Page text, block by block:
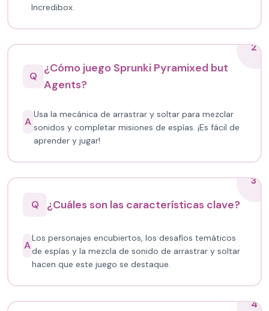
Incredibox.
2
Q
¿Cómo juego Sprunki Pyramixed but
Agents?
A
Usa la mecánica de arrastrar y soltar para mezclar
sonidos y completar misiones de espías. ¡Es fácil de
aprender y jugar!
3
Q
¿Cuáles son las características clave?
A
Los personajes encubiertos, los desafíos temáticos
de espías y la mezcla de sonido de arrastrar y soltar
hacen que este juego se destaque.
4